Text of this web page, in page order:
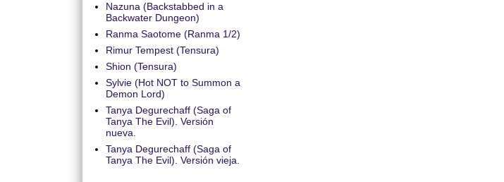
Nazuna (Backstabbed in a
Backwater Dungeon)
Ranma Saotome (Ranma 1/2)
Rimur Tempest (Tensura)
Shion (Tensura)
Sylvie (Hot NOT to Summon a
Demon Lord)
Tanya Degurechaff (Saga of
Tanya The Evil). Versión
nueva.
Tanya Degurechaff (Saga of
Tanya The Evil). Versión vieja.